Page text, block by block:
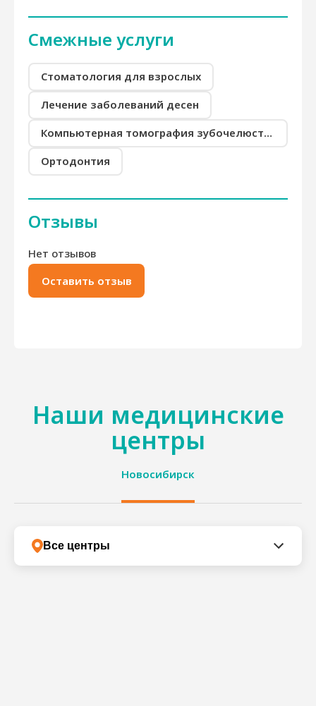
Смежные услуги
Стоматология для взрослых
Лечение заболеваний десен
Компьютерная томография зубочелюстной системы (КТ)
Ортодонтия
Отзывы
Нет отзывов
Оставить отзыв
Наши медицинские
центры
Новосибирск
Все центры